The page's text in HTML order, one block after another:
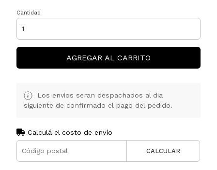
Cantidad
AGREGAR AL CARRITO
Los envios seran despachados al dia
siguiente de confirmado el pago del pedido.
Calculá el costo de envío
CALCULAR